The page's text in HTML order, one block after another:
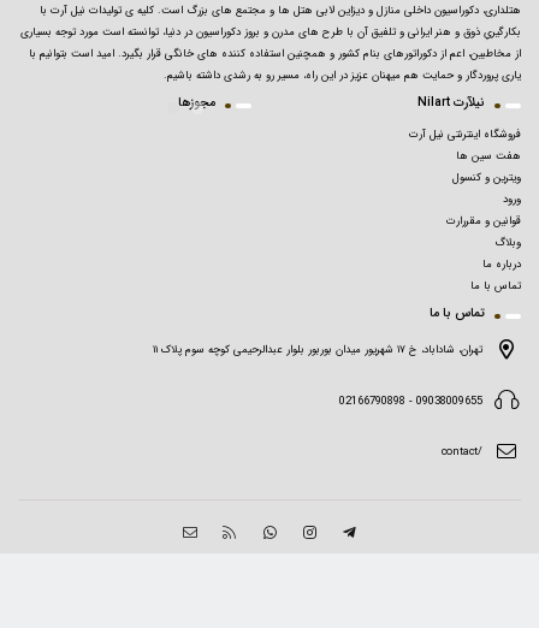
هتلداری، دکوراسیون داخلی منازل و دیزاین لابی هتل ها و مجتمع های بزرگ است. کلیه ی تولیدات نیل آرت با
بکارگیریِ ذوق و هنر ایرانی و تلفیق آن با طرح های مدرن و بروز دکوراسیون در دنیا، توانسته است مورد توجه بسیاری
از مخاطبین، اعم از دکوراتورهای بنام کشور و همچنین استفاده کننده های خانگی قرار بگیرد. امید است بتوانیم با
یاری پروردگار و حمایت هم میهنان عزیز در این راه، مسیر رو به رشدی داشته باشیم.
نیلآرت Nilart
فروشگاه اینترنتی نیل آرت
هفت سین ها
ویترین و کنسول
ورود
قوانین و مقررارت
وبلاگ
درباره ما
تماس با ما
مجوزها
تماس با ما
تهران، شاداباد، خ ۱۷ شهریور میدان بوربور بلوار عبدالرحیمی کوچه سوم پلاک ۱۱
09038009655 - 02166790898
/contact